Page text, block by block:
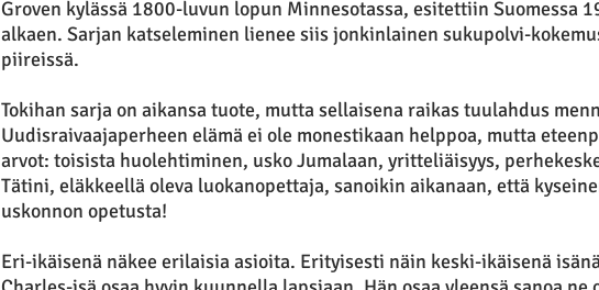
Groven kylässä 1800-luvun lopun Minnesotassa, esitettiin Suomessa
alkaen. Sarjan katseleminen lienee siis jonkinlainen sukupolvi-
piireissä.
Tokihan sarja on aikansa tuote, mutta sellaisena raikas tuulahdus
Uudisraivaajaperheen elämä ei ole monestikaan helppoa, mutta
arvot: toisista huolehtiminen, usko Jumalaan, yritteliäisyys,
Tätini, eläkkeellä oleva luokanopettaja, sanoikin aikanaan, että
uskonnon opetusta!
Eri-ikäisenä näkee erilaisia asioita. Erityisesti näin keski-ikäisenä